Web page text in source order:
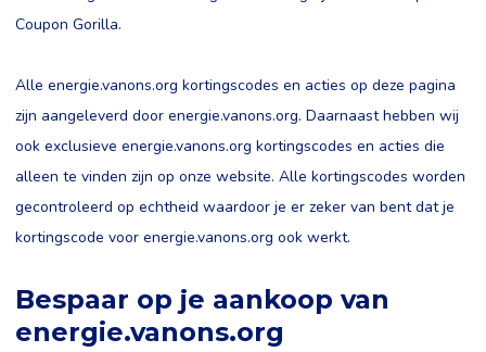
Coupon Gorilla.
Alle energie.vanons.org kortingscodes en acties op deze pagina
zijn aangeleverd door energie.vanons.org. Daarnaast hebben wij
ook exclusieve energie.vanons.org kortingscodes en acties die
alleen te vinden zijn op onze website. Alle kortingscodes worden
gecontroleerd op echtheid waardoor je er zeker van bent dat je
kortingscode voor energie.vanons.org ook werkt.
Bespaar op je aankoop van
energie.vanons.org